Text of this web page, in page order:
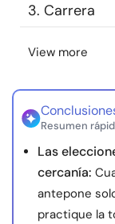
nosotros
© Copyright
3. Carrera
View more
Resumen
Las
cercanía:
antepone
practique la